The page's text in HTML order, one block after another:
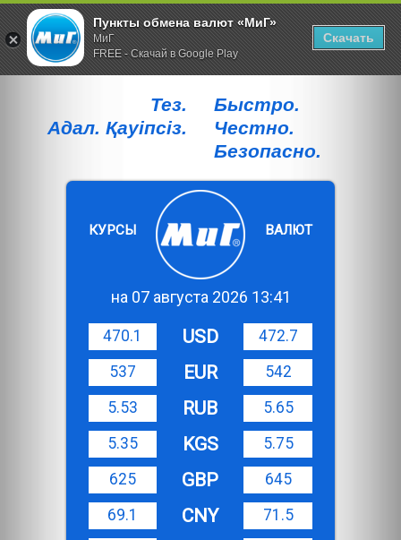
Тез.
Адал. Қауiпсiз.
Быстро.
Честно.
Безопасно.
КУРСЫ ВАЛЮТ
на 07 августа 2026 13:41
470.1 USD
472.7
537
EUR
542
5.53
RUB
5.65
5.35
KGS
5.75
625
GBP
645
69.1
CNY
71.5
Пункты обмена валют «МиГ»
МиГ
FREE - Скачай в Google Play
Скачать